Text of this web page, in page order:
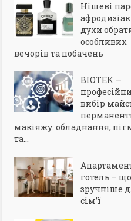
Нішеві
духи
особливих
вечорів та побачень
BIOTEK —
вибір
макіяжу: обладнання,
та...
готель – що
зручніше
сім’ї